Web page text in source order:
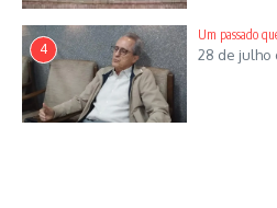
_Propostas Para Uma Construção
com exclusividade aoPortal de
www.renatodias.online
o
Goiás, Pontifícia Universidade
4
Um passado
28 de julho